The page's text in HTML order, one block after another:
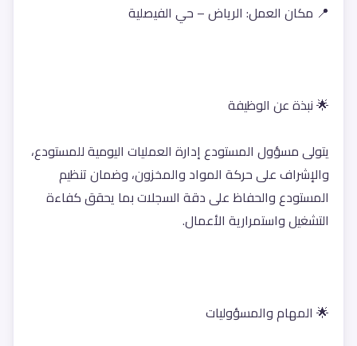
📍 مكان العمل: الرياض – حي الفيصلية
🌟 نبذة عن الوظيفة
التشغيل واستمرارية الأعمال.
🌟 المهام والمسؤوليات